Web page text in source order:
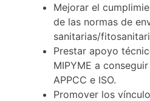
Mejorar el
de las normas de
sanitarias/
Prestar apoyo
MIPYME a
APPCC e ISO.
Promover los